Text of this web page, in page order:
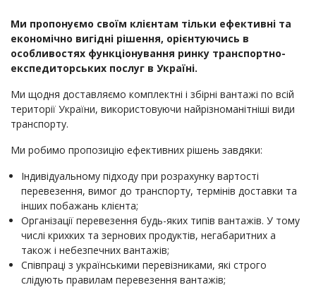
Ми пропонуємо своїм клієнтам тільки ефективні та
економічно вигідні рішення, орієнтуючись в
особливостях функціонування ринку транспортно-
експедиторських послуг в Україні.
Ми щодня доставляємо комплектні і збірні вантажі по всій
території України, використовуючи найрізноманітніші види
транспорту.
Ми робимо пропозицію ефективних рішень завдяки:
Індивідуальному підходу при розрахунку вартості
перевезення, вимог до транспорту, термінів доставки та
інших побажань клієнта;
Організації перевезення будь-яких типів вантажів. У тому
числі крихких та зернових продуктів, негабаритних а
також і небезпечних вантажів;
Співпраці з українськими перевізниками, які строго
слідують правилам перевезення вантажів;